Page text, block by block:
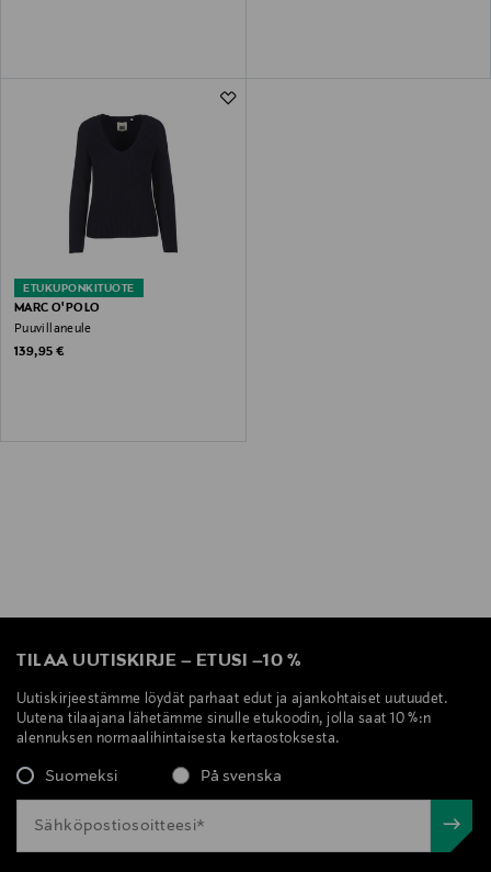
ETUKUPONKITUOTE
MARC O'POLO
Puuvillaneule
Original Price
139,95 €
TILAA UUTISKIRJE – ETUSI –10 %
Uutiskirjeestämme löydät parhaat edut ja ajankohtaiset uutuudet.
Uutena tilaajana lähetämme sinulle etukoodin, jolla saat 10 %:n
alennuksen normaalihintaisesta kertaostoksesta.
Suomeksi På svenska